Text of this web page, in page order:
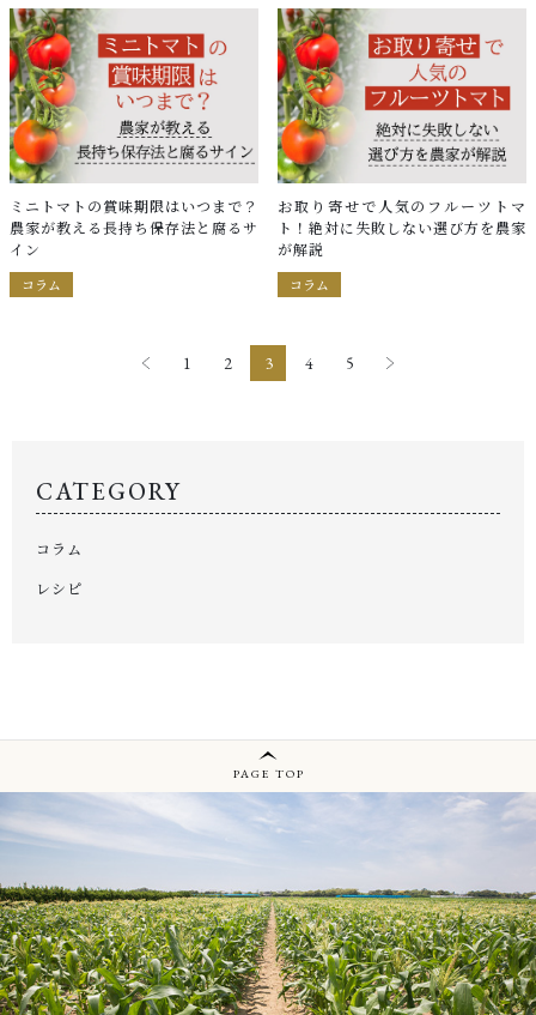
ミニトマトの賞味期限はいつまで？
農家が教える長持ち保存法と腐るサ
イン
コラム
お取り寄せで人気のフルーツトマ
ト！絶対に失敗しない選び方を農家
が解説
コラム
1 2 3 4 5
CATEGORY
コラム
レシピ
PAGE TOP